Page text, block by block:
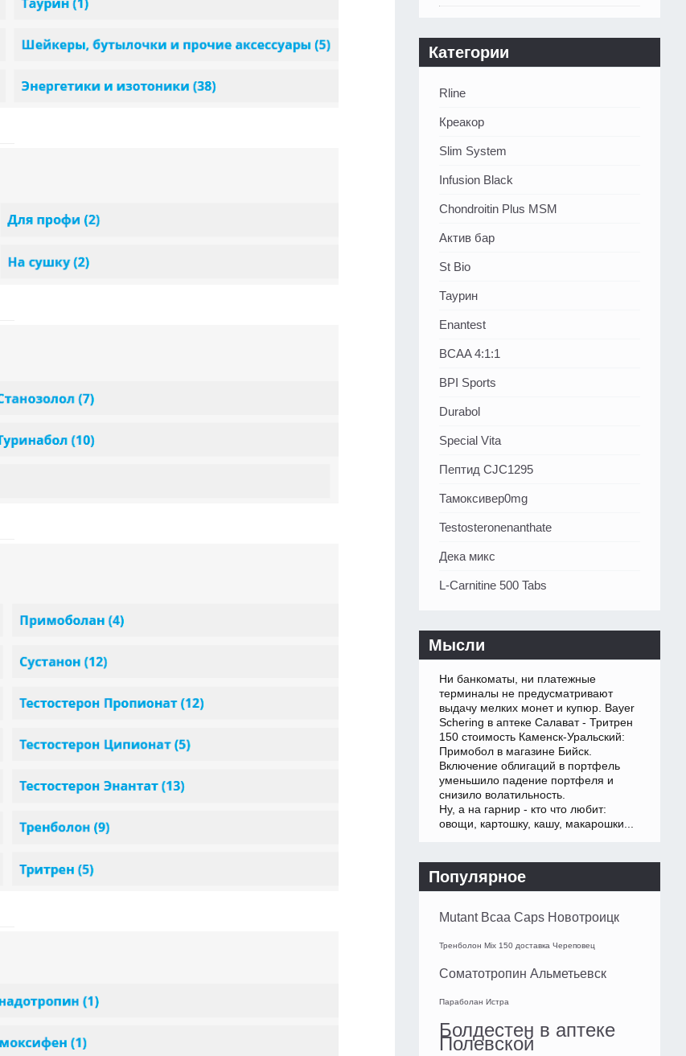
Категории
Rline
Креакор
Slim System
Infusion Black
Chondroitin Plus MSM
Актив бар
St Bio
Таурин
Enantest
BCAA 4:1:1
BPI Sports
Durabol
Special Vita
Пептид CJC1295
Тамоксивер0mg
Testosteronenanthate
Дека микс
L-Carnitine 500 Tabs
Мысли
Ни банкоматы, ни платежные
терминалы не предусматривают
выдачу мелких монет и купюр. Bayer
Schering в аптеке Салават - Тритрен
150 стоимость Каменск-Уральский:
Примобол в магазине Бийск.
Включение облигаций в портфель
уменьшило падение портфеля и
снизило волатильность.
Ну, а на гарнир - кто что любит:
овощи, картошку, кашу, макарошки...
Популярное
Mutant Bcaa Caps Новотроицк
Тренболон Mix 150 доставка Череповец
Соматотропин Альметьевск
Параболан Истра
Болдестен в аптеке
Полевской